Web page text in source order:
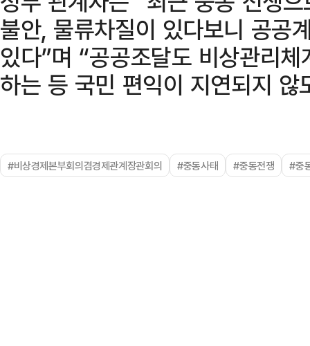
불안, 물류차질이 있다보니 공공
있다”며 “공공조달도 비상관리
하는 등 국민 편익이 지연되지
#비상경제본부회의겸경제관계장관회의 #중동사태 #중동전쟁 #중